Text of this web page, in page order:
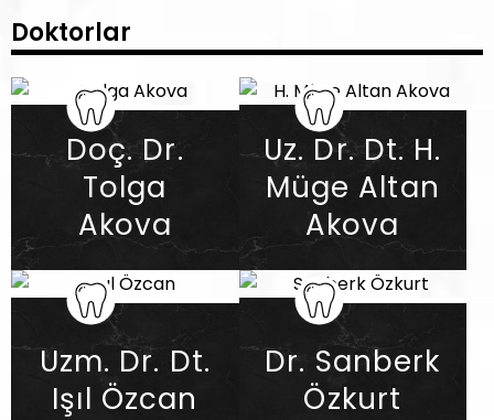
Doktorlar
Doç. Dr.
Tolga
Akova
Uz. Dr. Dt. H.
Müge Altan
Akova
Uzm. Dr. Dt.
Işıl Özcan
Dr. Sanberk
Özkurt